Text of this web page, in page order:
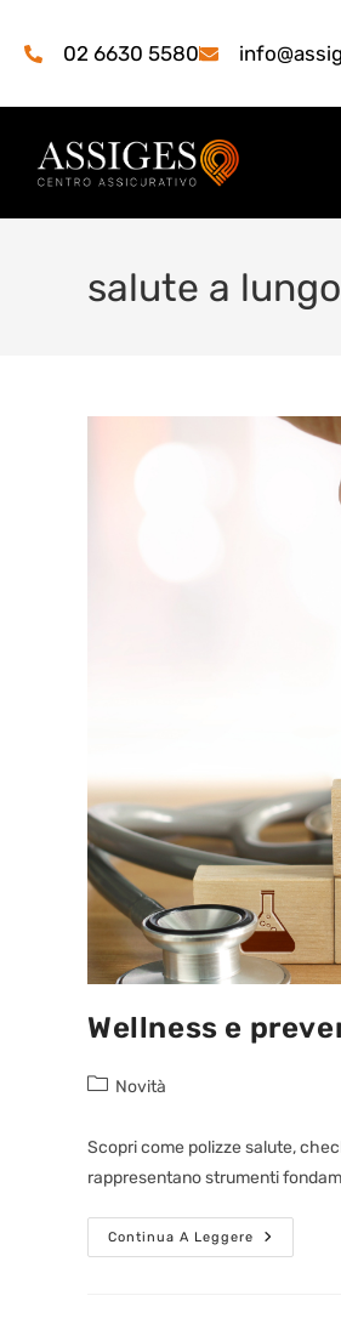
02 6630 5580
salute a
Wellness e
Novità
Scopri come polizze salute,
rappresentano strumenti
Continua A Leggere